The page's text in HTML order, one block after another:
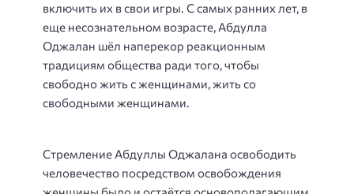
включить их в свои игры. С самых ранних лет, в
еще несознательном возрасте, Абдулла
Оджалан шёл наперекор реакционным
традициям общества ради того, чтобы
свободно жить с женщинами, жить со
свободными женщинами.
Стремление Абдуллы Оджалана освободить
человечество посредством освобождения